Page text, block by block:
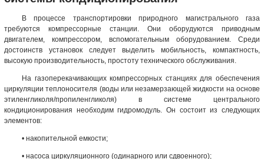
В процессе транспортировки природного магистрального газа
требуются компрессорные станции. Они оборудуются приводным
двигателем, компрессором, вспомогательным оборудованием. Среди
достоинств установок следует выделить мобильность, компактность,
высокую производительность, простоту технического обслуживания.
На газоперекачивающих компрессорных станциях для обеспечения
циркуляции теплоносителя (воды или незамерзающей жидкости на основе
этиленгликоля/пропиленгликоля) в системе центрального
кондиционирования необходим гидромодуль. Он состоит из следующих
элементов:
• накопительной емкости;
• насоса циркуляционного (одинарного или сдвоенного);